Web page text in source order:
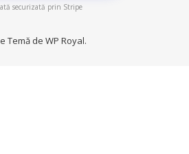
securizată prin Stripe
Temă de WP Royal.